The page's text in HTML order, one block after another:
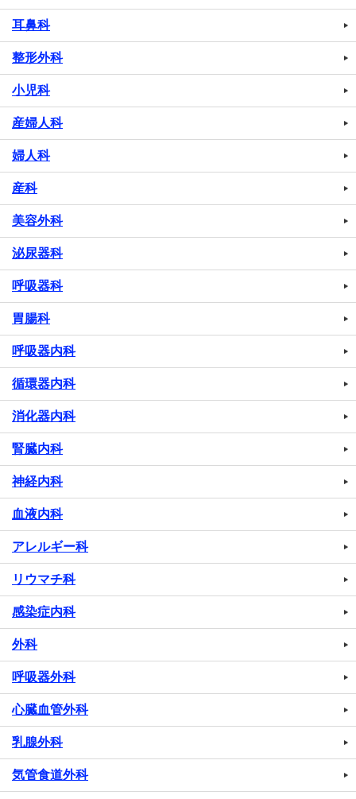
耳鼻科
整形外科
小児科
産婦人科
婦人科
産科
美容外科
泌尿器科
呼吸器科
胃腸科
呼吸器内科
循環器内科
消化器内科
腎臓内科
神経内科
血液内科
アレルギー科
リウマチ科
感染症内科
外科
呼吸器外科
心臓血管外科
乳腺外科
気管食道外科